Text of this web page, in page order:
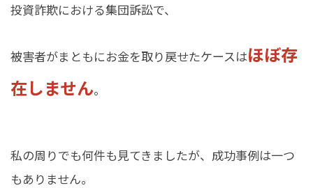
投資詐欺における集団訴訟で、
被害者がまともにお金を取り戻せたケースはほぼ存
在しません。
私の周りでも何件も見てきましたが、成功事例は一つ
もありません。